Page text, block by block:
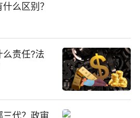
么区别？
责任?法
代？政审